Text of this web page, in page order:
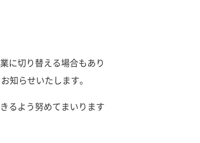
に切り替える場合もあり
知らせいたします。
るよう努めてまいります